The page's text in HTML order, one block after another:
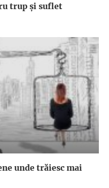
trup și suflet
unde trăiesc mai